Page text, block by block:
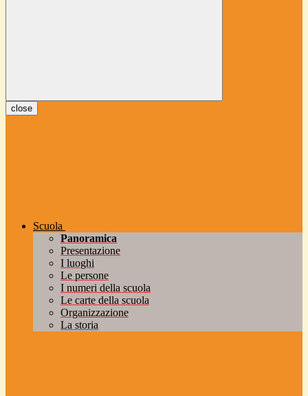
close
Scuola
Panoramica
Presentazione
I luoghi
Le persone
I numeri della scuola
Le carte della scuola
Organizzazione
La storia